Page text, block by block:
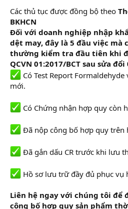
Các thủ tục được đồng bộ theo
BKHCN
Đối với doanh nghiệp nhập
dệt may, đây là 5 đầu việc mà
thường kiểm tra đầu tiên khi
QCVN 01:2017/BCT sau sửa đổi
Có Test Report
mới.
Có Chứng nhận hợp quy còn
Đã nộp công bố hợp quy trên
Đã gắn dấu CR trước khi lưu
Hồ sơ lưu trữ đầy đủ phục vụ
Liên hệ ngay với chúng tôi để
công bố hợp quy sản phẩm